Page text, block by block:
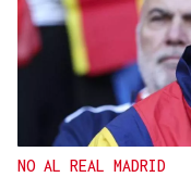
QUEN CHO DIXO
¿Sabe usted que
Ourense?
NO AL REAL MADRID